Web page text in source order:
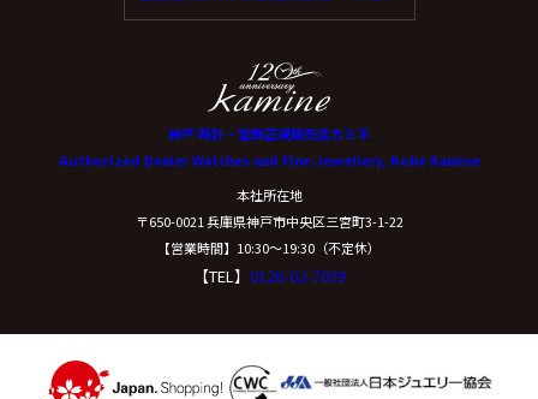
神戸 時計・宝飾正規販売店カミネ
Authorized Dealer Watches and Fine Jewellery, Kobe Kamine
本社所在地
〒650-0021 兵庫県神戸市中央区三宮町3-1-22
【営業時間】10:30〜19:30（不定休）
【TEL】 0120-02-7039